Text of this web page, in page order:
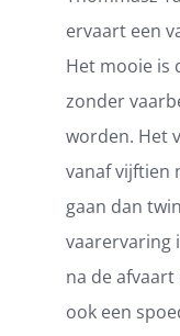
ervaart een
Het mooie is
zonder
worden. Het
vanaf vijftien
gaan dan
vaarervaring
na de
ook een